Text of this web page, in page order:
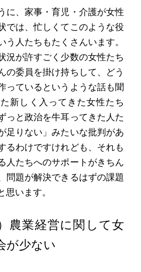
に、家事・育児・介護が女性
では、忙しくてこのような役
う人たちもたくさんいます。
況が許すごく少数の女性たち
の委員を掛け持ちして、どう
っているというような話も聞
新しく入ってきた女性たち
っと政治を牛耳ってきた人た
足りない」みたいな批判があ
るわけですけれども、それも
人たちへのサポートがきちん
問題が解決できるはずの課題
思います。
農業経営に関して女
が少ない